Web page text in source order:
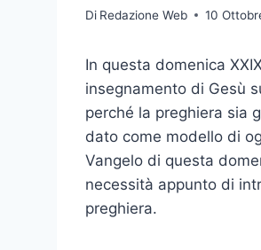
Di Redazione Web 10
In questa domenica
insegnamento di Gesù
perché la preghiera sia
dato come modello di
Vangelo di questa
necessità appunto di
preghiera.